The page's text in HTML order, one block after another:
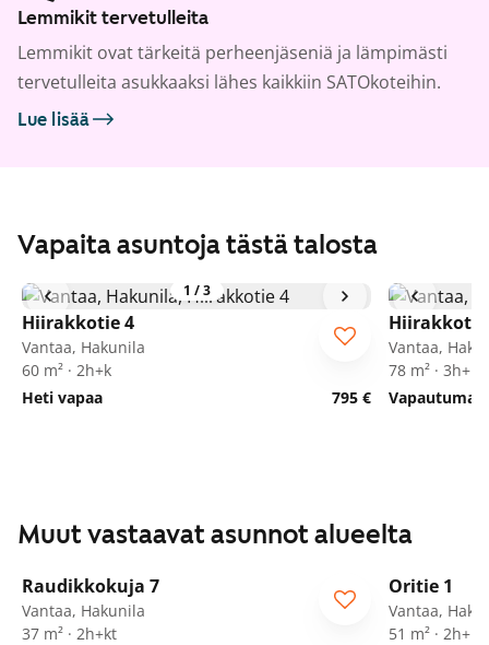
Lemmikit tervetulleita
Lemmikit ovat tärkeitä perheenjäseniä ja lämpimästi
tervetulleita asukkaaksi lähes kaikkiin SATOkoteihin.
Lue lisää
Vapaita asuntoja tästä talosta
1 /3
Hiirakkotie 4
Vantaa, Hakunila
60 m² · 2h+k
Heti vapaa
795 €
Hiirakkotie
Vantaa,
78 m² · 3h+k
Muut vastaavat asunnot alueelta
Raudikkokuja 7
Vantaa, Hakunila
37 m² · 2h+kt
Oritie 1
Vantaa,
51 m² · 2h+k